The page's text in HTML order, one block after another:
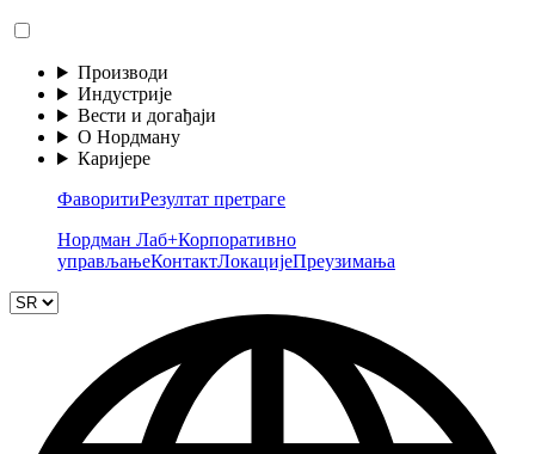
Производи
Индустрије
Вести и догађаји
О Нордману
Каријере
ФаворитиРезултат претраге
Нордман Лаб+Корпоративно
управљањеКонтактЛокацијеПреузимања